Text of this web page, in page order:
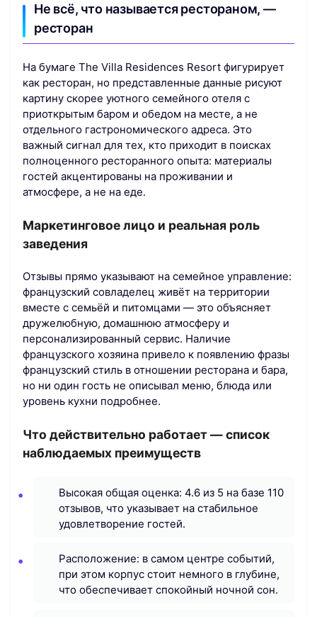
Не всё, что называется рестораном, —
ресторан
На бумаге The Villa Residences Resort фигурирует
как ресторан, но представленные данные рисуют
картину скорее уютного семейного отеля с
приоткрытым баром и обедом на месте, а не
отдельного гастрономического адреса. Это
важный сигнал для тех, кто приходит в поисках
полноценного ресторанного опыта: материалы
гостей акцентированы на проживании и
атмосфере, а не на еде.
Маркетинговое лицо и реальная роль
заведения
Отзывы прямо указывают на семейное управление:
французский совладелец живёт на территории
вместе с семьёй и питомцами — это объясняет
дружелюбную, домашнюю атмосферу и
персонализированный сервис. Наличие
французского хозяина привело к появлению фразы
французский стиль в отношении ресторана и бара,
но ни один гость не описывал меню, блюда или
уровень кухни подробнее.
Что действительно работает — список
наблюдаемых преимуществ
Высокая общая оценка: 4.6 из 5 на базе 110
отзывов, что указывает на стабильное
удовлетворение гостей.
Расположение: в самом центре событий,
при этом корпус стоит немного в глубине,
что обеспечивает спокойный ночной сон.